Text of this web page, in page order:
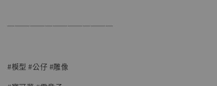
──────────────
#模型 #公仔 #雕像